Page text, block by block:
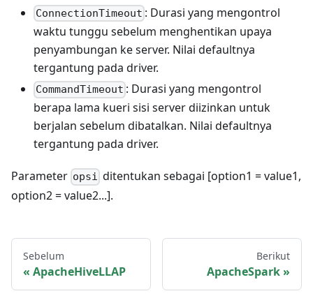
ConnectionTimeout : Durasi yang mengontrol
waktu tunggu sebelum menghentikan upaya
penyambungan ke server. Nilai defaultnya
tergantung pada driver.
CommandTimeout : Durasi yang mengontrol
berapa lama kueri sisi server diizinkan untuk
berjalan sebelum dibatalkan. Nilai defaultnya
tergantung pada driver.
Parameter opsi ditentukan sebagai [option1 = value1,
option2 = value2...].
Sebelum
ApacheHiveLLAP
Berikut
ApacheSpark